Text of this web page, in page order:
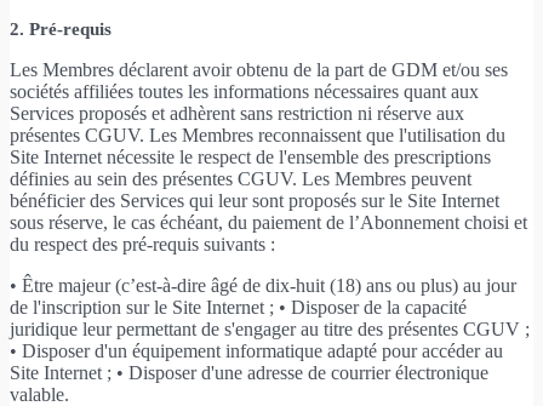
2. Pré-requis
Les Membres déclarent avoir obtenu de la part de GDM et/ou ses
sociétés affiliées toutes les informations nécessaires quant aux
Services proposés et adhèrent sans restriction ni réserve aux
présentes CGUV. Les Membres reconnaissent que l'utilisation du
Site Internet nécessite le respect de l'ensemble des prescriptions
définies au sein des présentes CGUV. Les Membres peuvent
bénéficier des Services qui leur sont proposés sur le Site Internet
sous réserve, le cas échéant, du paiement de l’Abonnement choisi et
du respect des pré-requis suivants :
• Être majeur (c’est-à-dire âgé de dix-huit (18) ans ou plus) au jour
de l'inscription sur le Site Internet ; • Disposer de la capacité
juridique leur permettant de s'engager au titre des présentes CGUV ;
• Disposer d'un équipement informatique adapté pour accéder au
Site Internet ; • Disposer d'une adresse de courrier électronique
valable.